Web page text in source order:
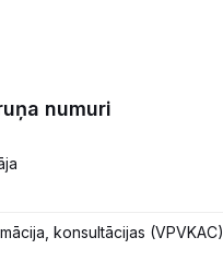
numuri
konsultācijas (VPVKAC)